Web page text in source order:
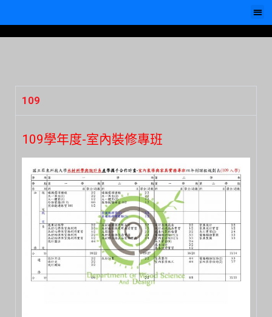
109
109學年度-室內裝修專班